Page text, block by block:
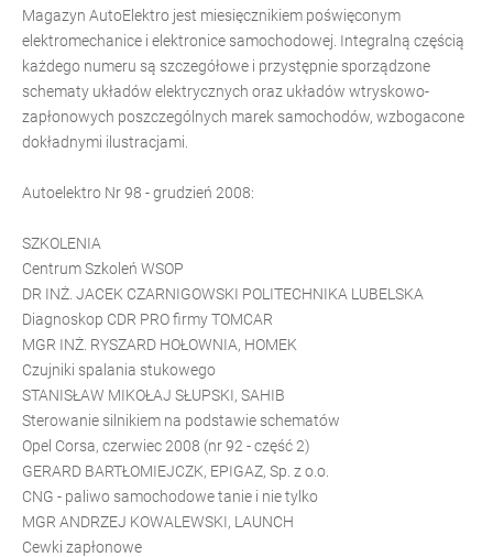
Magazyn AutoElektro jest miesięcznikiem poświęconym
elektromechanice i elektronice samochodowej. Integralną częścią
każdego numeru są szczegółowe i przystępnie sporządzone
schematy układów elektrycznych oraz układów wtryskowo-
zapłonowych poszczególnych marek samochodów, wzbogacone
dokładnymi ilustracjami.
Autoelektro Nr 98 - grudzień 2008:
SZKOLENIA
Centrum Szkoleń WSOP
DR INŻ. JACEK CZARNIGOWSKI POLITECHNIKA LUBELSKA
Diagnoskop CDR PRO firmy TOMCAR
MGR INŻ. RYSZARD HOŁOWNIA, HOMEK
Czujniki spalania stukowego
STANISŁAW MIKOŁAJ SŁUPSKI, SAHIB
Sterowanie silnikiem na podstawie schematów
Opel Corsa, czerwiec 2008 (nr 92 - część 2)
GERARD BARTŁOMIEJCZK, EPIGAZ, Sp. z o.o.
CNG - paliwo samochodowe tanie i nie tylko
MGR ANDRZEJ KOWALEWSKI, LAUNCH
Cewki zapłonowe